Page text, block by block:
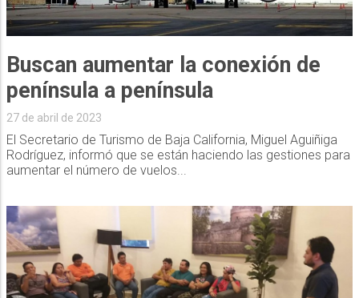
Buscan aumentar la conexión de
península a península
27 de abril de 2023
El Secretario de Turismo de Baja California, Miguel Aguiñiga
Rodríguez, informó que se están haciendo las gestiones para
aumentar el número de vuelos...